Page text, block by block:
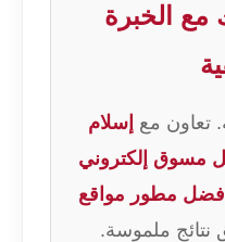
الخبرة
تعاون مع إسلام
مسوق إلكتروني
أفضل مطور مواقع
نتائج ملموسة.